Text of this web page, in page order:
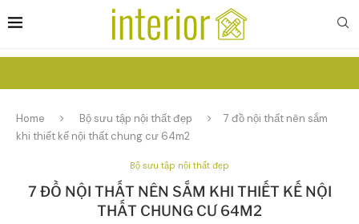
Home Bộ sưu tập nội thất đẹp
7 đồ nội thất nên sắm
khi thiết kế nội thất chung cư 64m2
Bộ sưu tập nội thất đẹp
7 ĐỒ NỘI THẤT NÊN SẮM KHI THIẾT KẾ NỘI
THẤT CHUNG CƯ 64M2